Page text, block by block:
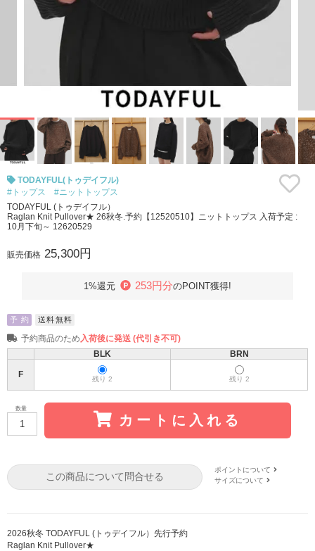
TODAYFUL(トゥデイフル)
#トップス
#ニットトップス
TODAYFUL (トゥデイフル）
Raglan Knit Pullover★ 26秋冬.予約【12520510】ニットトップス 入荷予定 :
10月下旬～ 12620529
販売価格 25,300円
1%還元 253円分のPOINT獲得!
予 約 送料無料
予約商品のため入荷後に発送 (代引き不可)
BLK
BRN
F 残り 2 残り 2
数量
カートに入れる
この商品について問合せる
ポイントについて
サイズについて
2026秋冬 TODAYFUL (トゥデイフル）先行予約
Raglan Knit Pullover★